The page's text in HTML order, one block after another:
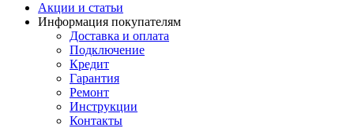
Акции и статьи
Информация покупателям
Доставка и оплата
Подключение
Кредит
Гарантия
Ремонт
Инструкции
Контакты